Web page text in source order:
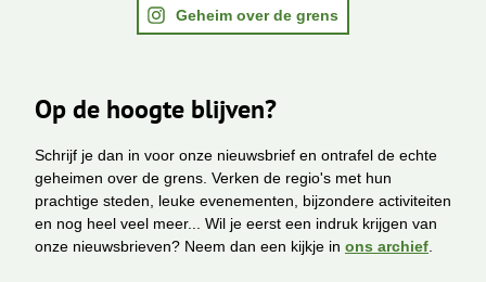
Geheim over de grens
Op de hoogte blijven?
Schrijf je dan in voor onze nieuwsbrief en ontrafel de echte
geheimen over de grens. Verken de regio's met hun
prachtige steden, leuke evenementen, bijzondere activiteiten
en nog heel veel meer... Wil je eerst een indruk krijgen van
onze nieuwsbrieven? Neem dan een kijkje in ons archief.